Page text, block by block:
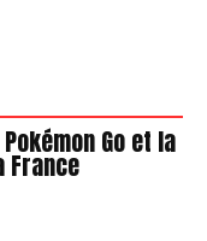
Go et la
France